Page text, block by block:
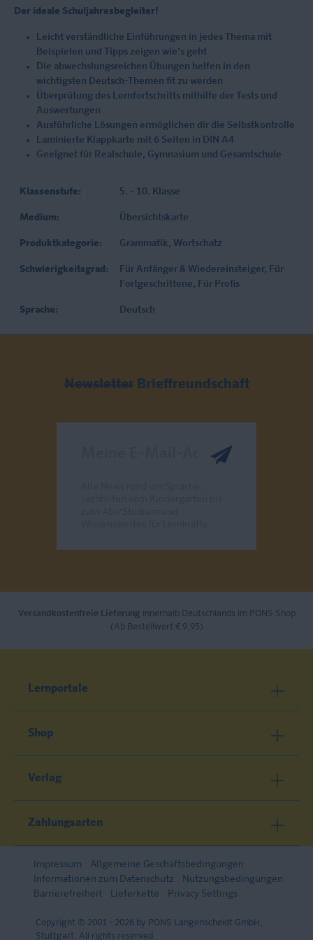
Der ideale Schuljahresbegleiter!
Leicht verständliche Einführungen in jedes Thema mit
Beispielen und Tipps zeigen wie’s geht
Die abwechslungsreichen Übungen helfen in den
wichtigsten Deutsch-Themen fit zu werden
Überprüfung des Lernfortschritts mithilfe der Tests und
Auswertungen
Ausführliche Lösungen ermöglichen dir die Selbstkontrolle
Laminierte Klappkarte mit 6 Seiten in DIN A4
Geeignet für Realschule, Gymnasium und Gesamtschule
Klassenstufe: 5. - 10. Klasse
Medium: Übersichtskarte
Produktkategorie: Grammatik, Wortschatz
Schwierigkeitsgrad: Für Anfänger & Wiedereinsteiger, Für
Fortgeschrittene, Für Profis
Sprache: Deutsch
Newsletter Brieffreundschaft
Versandkostenfreie Lieferung innerhalb Deutschlands im PONS Shop
(Ab Bestellwert € 9,95)
Lernportale
Shop
Verlag
Zahlungsarten
Impressum
Allgemeine Geschäftsbedingungen
Informationen zum Datenschutz
Nutzungsbedingungen
Barrierefreiheit
Lieferkette Privacy Settings
Copyright © 2001 - 2026 by PONS Langenscheidt GmbH,
Stuttgart. All rights reserved.